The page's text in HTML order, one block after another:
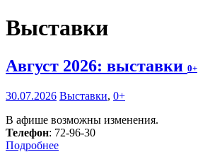
Выставки
Август 2026: выставки 0+
30.07.2026 Выставки, 0+
В афише возможны изменения.
Телефон: 72-96-30
Подробнее